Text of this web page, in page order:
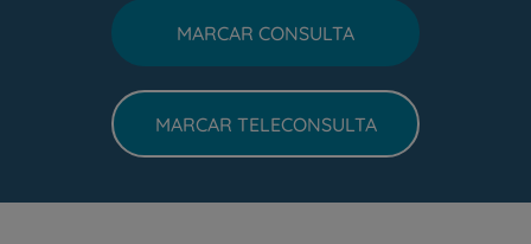
MARCAR CONSULTA
MARCAR TELECONSULTA